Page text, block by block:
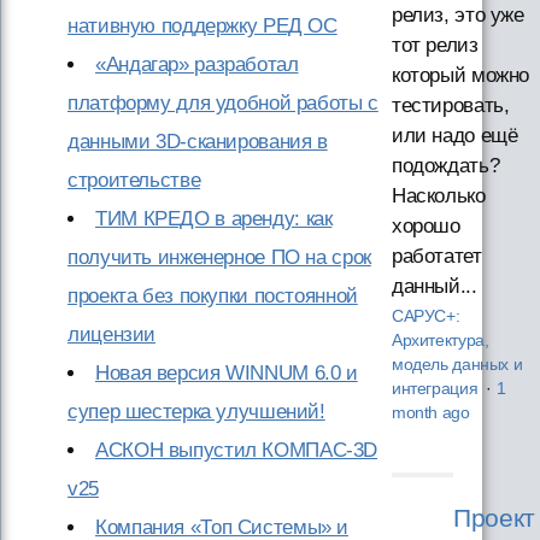
нативную поддержку РЕД ОС
«Андагар» разработал
платформу для удобной работы с
данными 3D-сканирования в
строительстве
ТИМ КРЕДО в аренду: как
получить инженерное ПО на срок
проекта без покупки постоянной
лицензии
Новая версия WINNUM 6.0 и
супер шестерка улучшений!
АСКОН выпустил КОМПАС-3D
v25
Компания «Топ Системы» и
релиз, это уже
тот релиз
который можно
тестировать,
или надо ещё
подождать?
Насколько
хорошо
работатет
данный...
САРУС+:
Архитектура,
модель данных и
интеграция · 1
month ago
Проект